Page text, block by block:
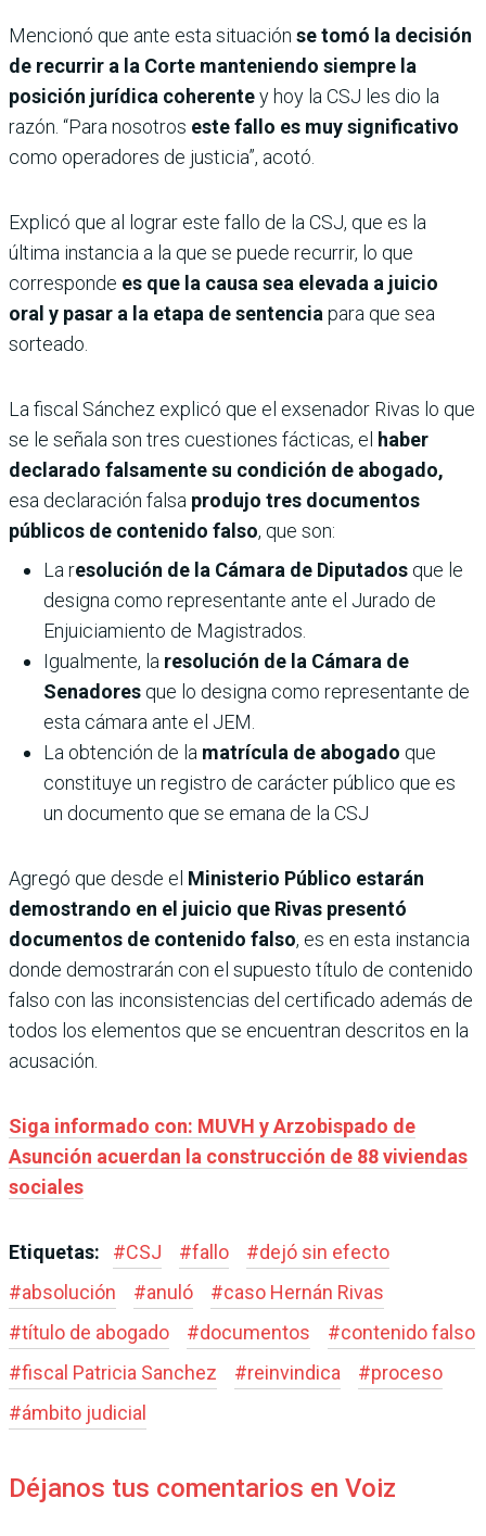
Mencionó que ante esta situación se tomó la decisión
de recurrir a la Corte manteniendo siempre la
posición jurídica coherentey hoy la CSJ les dio la
razón. “Para nosotros este fallo es muy significativo
como operadores de justicia”, acotó.
Explicó que al lograr este fallo de la CSJ, que es la
última instancia a la que se puede recurrir, lo que
corresponde es que la causa sea elevada a juicio
oral y pasar a la etapa de sentencia para que sea
sorteado.
La fiscal Sánchez explicó que el exsenador Rivas lo que
se le señala son tres cuestiones fácticas, el haber
declarado falsamente su condición de abogado,
esa declaración falsa produjo tres documentos
públicos de contenido falso, que son:
La resolución de la Cámara de Diputados que le
designa como representante ante el Jurado de
Enjuiciamiento de Magistrados.
Igualmente, la resolución de la Cámara de
Senadores que lo designa como representante de
esta cámara ante el JEM.
La obtención de la matrícula de abogado que
constituye un registro de carácter público que es
un documento que se emana de la CSJ
Agregó que desde el Ministerio Público estarán
demostrando en el juicio que Rivas presentó
documentos de contenido falso, es en esta instancia
donde demostrarán con el supuesto título de contenido
falso con las inconsistencias del certificado además de
todos los elementos que se encuentran descritos en la
acusación.
Siga informado con: MUVH y Arzobispado de
Asunción acuerdan la construcción de 88 viviendas
sociales
Etiquetas: #CSJ #fallo #dejó sin efecto
#absolución #anuló #caso Hernán Rivas
#título de abogado #documentos #contenido falso
#fiscal Patricia Sanchez #reinvindica #proceso
#ámbito judicial
Déjanos tus comentarios en Voiz